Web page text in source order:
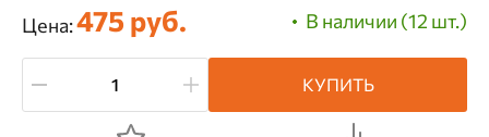
В наличии (12 шт.)
Цена:475 руб.
КУПИТЬ